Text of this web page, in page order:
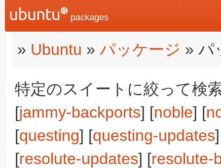
packages
» Ubuntu » パッケージ » パ
特定のスイートに絞って検
[jammy-backports] [noble] [
[questing] [questing-updates
[resolute-updates] [resolute-